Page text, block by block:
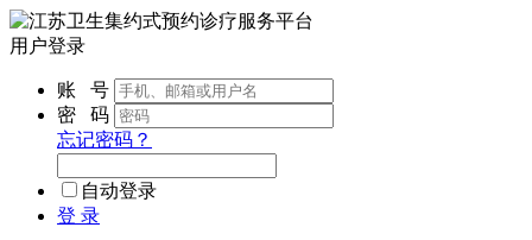
用户登录
账 号
密 码
忘记密码？
自动登录
登 录